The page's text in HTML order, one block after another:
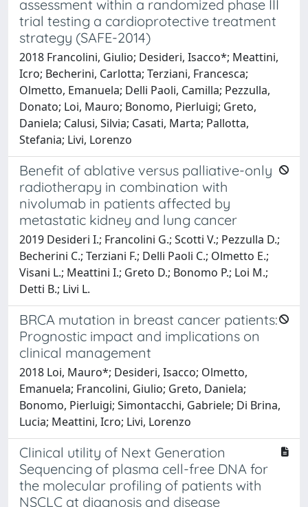
assessment within a randomized phase III
trial testing a cardioprotective treatment
strategy (SAFE-2014)
2018 Francolini, Giulio; Desideri, Isacco*; Meattini,
Icro; Becherini, Carlotta; Terziani, Francesca;
Olmetto, Emanuela; Delli Paoli, Camilla; Pezzulla,
Donato; Loi, Mauro; Bonomo, Pierluigi; Greto,
Daniela; Calusi, Silvia; Casati, Marta; Pallotta,
Stefania; Livi, Lorenzo
Benefit of ablative versus palliative-only
radiotherapy in combination with
nivolumab in patients affected by
metastatic kidney and lung cancer
2019 Desideri I.; Francolini G.; Scotti V.; Pezzulla D.;
Becherini C.; Terziani F.; Delli Paoli C.; Olmetto E.;
Visani L.; Meattini I.; Greto D.; Bonomo P.; Loi M.;
Detti B.; Livi L.
BRCA mutation in breast cancer patients:
Prognostic impact and implications on
clinical management
2018 Loi, Mauro*; Desideri, Isacco; Olmetto,
Emanuela; Francolini, Giulio; Greto, Daniela;
Bonomo, Pierluigi; Simontacchi, Gabriele; Di Brina,
Lucia; Meattini, Icro; Livi, Lorenzo
Clinical utility of Next Generation
Sequencing of plasma cell-free DNA for
the molecular profiling of patients with
NSCLC at diagnosis and disease